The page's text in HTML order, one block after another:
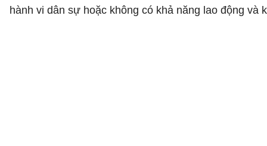
hành vi dân sự hoặc không có khả năng lao động và